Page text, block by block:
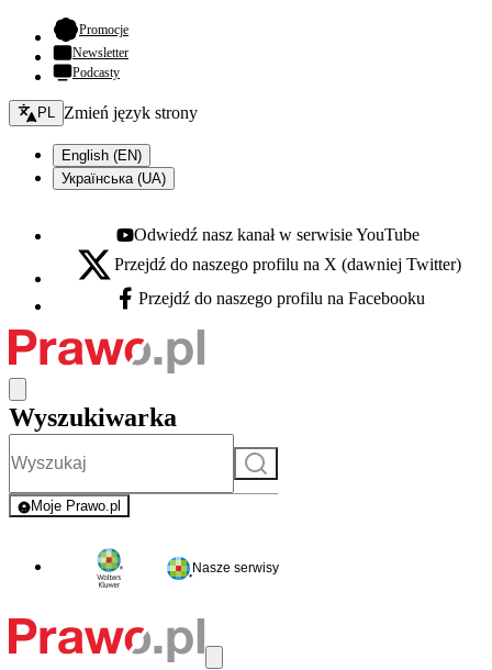
Promocje- otwiera się w nowej karcie
Newsletter
Podcasty
Zmień język - bieżący:
PL Zmień język strony
English (EN)
Українська (UA)
Youtube - otwiera się w nowej karcie
Odwiedź nasz kanał w serwisie YouTube
X - otwiera się w nowej karcie
Przejdź do naszego profilu na X (dawniej Twitter)
Facebook - otwiera się w nowej karcie
Przejdź do naszego profilu na Facebooku
Wyszukiwarka
Szukaj
Moje Prawo.pl
- rejestracja i logowanie do serwisu
Nasze serwisy